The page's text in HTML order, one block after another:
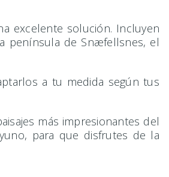
excelente solución. Incluyen
península de Snæfellsnes, el
a tu medida según tus
más impresionantes del
para que disfrutes de la